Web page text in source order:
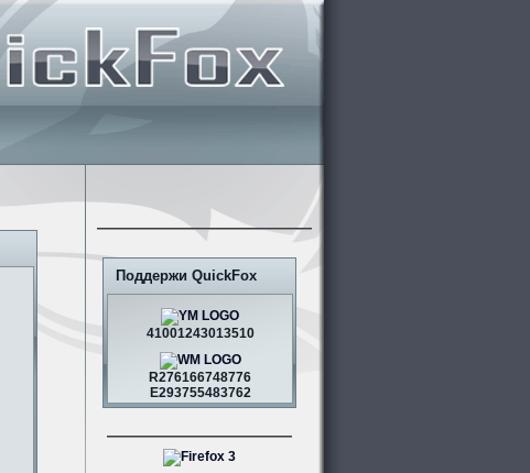
Поддержи QuickFox
41001243013510
R276166748776
E293755483762